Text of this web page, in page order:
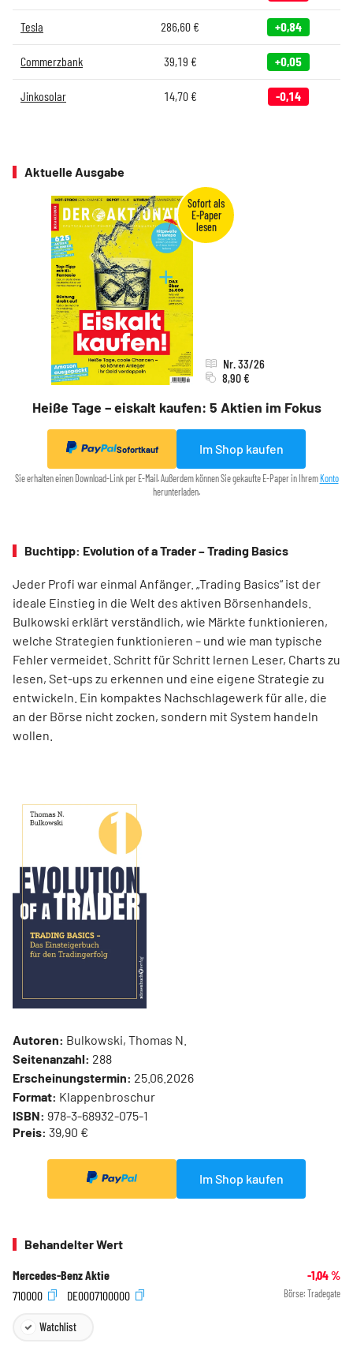
Tesla 286,60 € +0,84
Commerzbank 39,19 € +0,05
Jinkosolar 14,70€ -0,14
Aktuelle Ausgabe
Heiße Tage – eiskalt kaufen: 5 Aktien im Fokus
Nr. 33/26
8,90 €
Sofortkauf Im Shop kaufen
Sie erhalten einen Download-Link per E-Mail. Außerdem können Sie gekaufte E-Paper in Ihrem Konto
herunterladen.
Buchtipp: Evolution of a Trader – Trading Basics
Jeder Profi war einmal Anfänger. „Trading Basics“ ist der
ideale Einstieg in die Welt des aktiven Börsenhandels.
Bulkowski erklärt verständlich, wie Märkte funktionieren,
welche Strategien funktionieren – und wie man typische
Fehler vermeidet. Schritt für Schritt lernen Leser, Charts zu
lesen, Set-ups zu erkennen und eine eigene Strategie zu
entwickeln. Ein kompaktes Nachschlagewerk für alle, die
an der Börse nicht zocken, sondern mit System handeln
wollen.
Autoren: Bulkowski, Thomas N.
Seitenanzahl: 288
Erscheinungstermin: 25.06.2026
Format: Klappenbroschur
ISBN: 978-3-68932-075-1
Preis: 39,90 €
Im Shop kaufen
Behandelter Wert
Mercedes-Benz Aktie -1,04%
710000
DE0007100000 Börse: Tradegate
Watchlist